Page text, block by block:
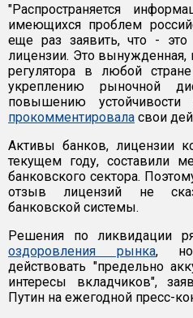
"Распространяется
имеющихся проблем
еще раз заявить, что -
лицензии. Это вынужденная,
регулятора в любой
укреплению рыночной
повышению устойчивости
прокомментировала свои
Активы банков, лицензии
текущем году, составили
банковского сектора.
отзыв лицензий не
банковской системы.
Решения по ликвидации
оздоровления рынка, но
действовать "предельно
интересы вкладчиков",
Путин на ежегодной пресс-